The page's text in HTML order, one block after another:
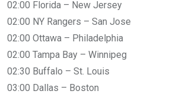
02:00 Florida – New Jersey
02:00 NY Rangers – San Jose
02:00 Ottawa – Philadelphia
02:00 Tampa Bay – Winnipeg
02:30 Buffalo – St. Louis
03:00 Dallas – Boston